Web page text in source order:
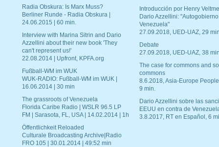
Radia Obskura: Is Marx Muss?
Berliner Runde - Radia Obskura |
24.06.2015 | 60 min.
Interview with Marina Sitrin and Dario
Azzellini about their new book 'They
can't represent us!'
22.08.2014 | Upfront, KPFA.org
Fußball-WM im WUK
WUK-RADIO: Fußball-WM im WUK |
16.06.2014 | 30 min
The grassroots of Venezuela
Florida Caribe Radio | WSLR 96.5 LP
FM | Sarasota, FL, USA | 14.02.2014 | 1h
Öffentlichkeit Reloaded
Culturale Broadcasting Archive|Radio
FRO 105 | 30.01.2014 | 49:52 min
Introducción por Henry
Dario Azzellini:
Venezuela"
27.09.2018, UED-UAZ, 29
Debate
27.09.2018, UED-UAZ, 38
The case for commons and
commons
8.6.2018, Asia-Europe
9 min.
Dario Azzellini sobre las
EEUU en contra de
3.8.2017, RT en Español, 6